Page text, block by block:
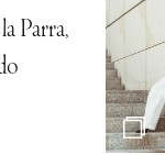
Parra,